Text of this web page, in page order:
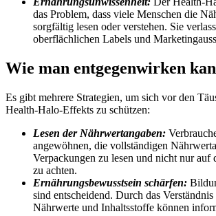
das Problem, dass viele Menschen die
sorgfältig lesen oder verstehen. Sie
oberflächlichen Labels und
Wie man entgegenwirken
Es gibt mehrere Strategien, um sich vor den
Health-Halo-Effekts zu schützen:
Lesen der Nährwertangaben:
angewöhnen, die vollständigen
Verpackungen zu lesen und nicht nur auf
zu achten.
Ernährungsbewusstsein schärfen:
sind entscheidend. Durch das Verständnis
Nährwerte und Inhaltsstoffe können